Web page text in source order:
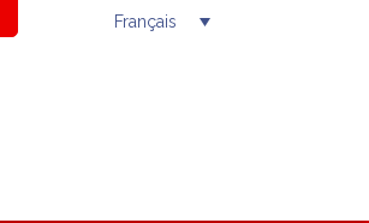
Français